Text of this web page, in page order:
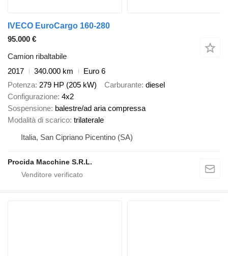
IVECO EuroCargo 160-280
95.000 €
Camion ribaltabile
2017
340.000 km
Euro 6
Potenza 279 HP (205 kW) Carburante diesel
Configurazione 4x2
Sospensione balestre/ad aria compressa
Modalità di scarico trilaterale
Italia, San Cipriano Picentino (SA)
Procida Macchine S.R.L.